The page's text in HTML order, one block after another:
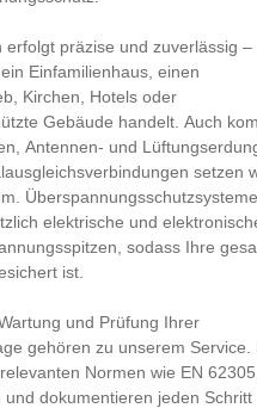
erfolgt präzise und zuverlässig –
Einfamilienhaus, einen
Kirchen, Hotels oder
Gebäude handelt. Auch
Antennen- und
setzen
Überspannungsschutzsysteme
elektrische und
sodass Ihre
ist.
und Prüfung Ihrer
gehören zu unserem Service.
Normen wie EN
und dokumentieren jeden Schritt